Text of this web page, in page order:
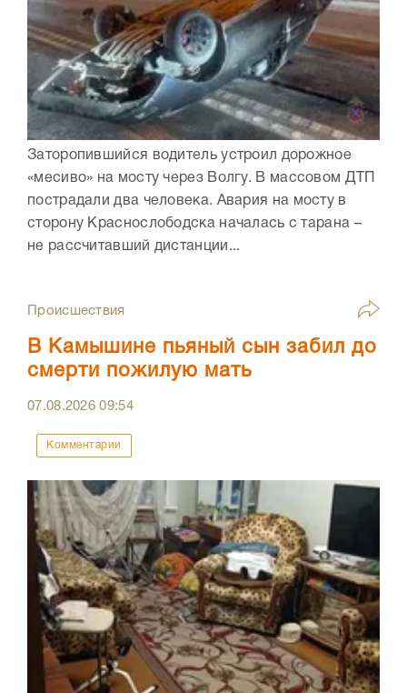
Заторопившийся водитель устроил дорожное
«месиво» на мосту через Волгу. В массовом ДТП
пострадали два человека. Авария на мосту в
сторону Краснослободска началась с тарана –
не рассчитавший дистанции...
Происшествия
В Камышине пьяный сын забил до
смерти пожилую мать
07.08.202609:54
Комментарии